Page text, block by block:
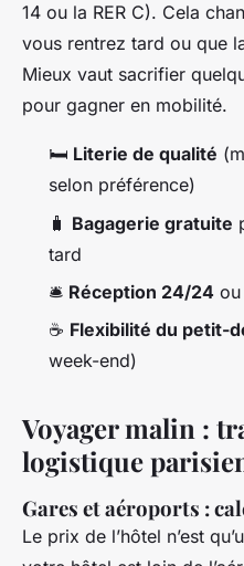
14 ou la RER C). Cela
vous rentrez tard ou que
Mieux vaut sacrifier
pour gagner en mobilité.
🛏️ Literie de qualité
selon préférence)
🧳 Bagagerie gratuite
tard
🛎️ Réception 24/24
☕ Flexibilité du petit-
week-end)
Voyager malin :
logistique
Gares et aéroports :
Le prix de l’hôtel n’est